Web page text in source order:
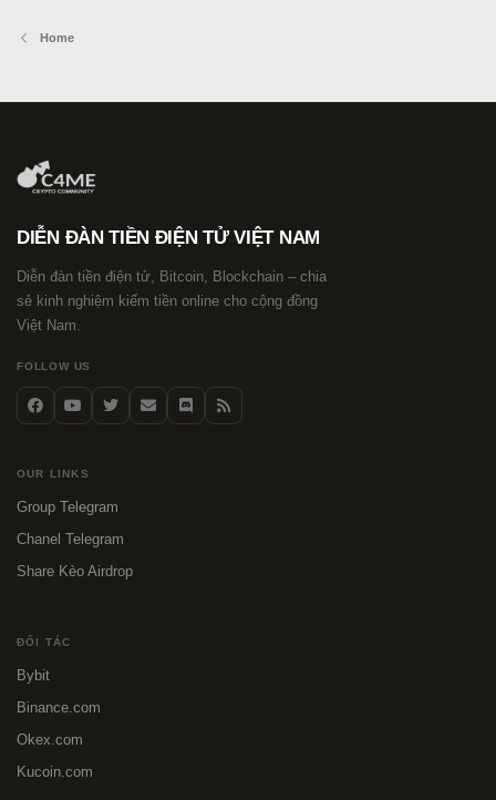
Home
DIỄN ĐÀN TIỀN ĐIỆN TỬ VIỆT NAM
Diễn đàn tiền điện tử, Bitcoin, Blockchain – chia
sẻ kinh nghiệm kiếm tiền online cho cộng đồng
Việt Nam.
FOLLOW US
OUR LINKS
Group Telegram
Chanel Telegram
Share Kèo Airdrop
ĐỐI TÁC
Bybit
Binance.com
Okex.com
Kucoin.com